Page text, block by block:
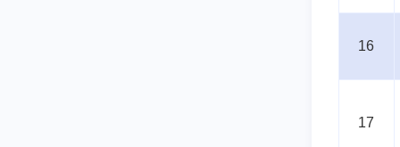
16
17